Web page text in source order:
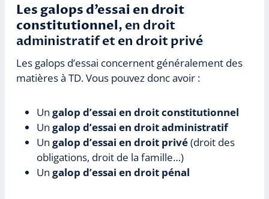
Les galops d’essai en droit
constitutionnel, en droit
administratif et en droit privé
Les galops d’essai concernent généralement des
matières à TD. Vous pouvez donc avoir :
Ungalop d’essai en droit constitutionnel
Ungalop d’essai en droit administratif
Ungalop d’essai en droit privé(droit des
obligations, droit de la famille…)
Ungalop d’essai en droit pénal